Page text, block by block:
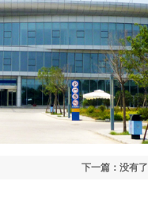
下一篇：没有了